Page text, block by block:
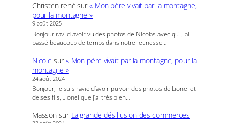
Christen rené sur« Mon père vivait par la montagne,
pour la montagne »
9 août 2025
Bonjour ravi d avoir vu des photos de Nicolas avec qui J ai
passé beaucoup de temps dans notre jeunesse…
Nicole sur« Mon père vivait par la montagne, pour la
montagne »
24 août 2024
Bonjour, je suis ravie d’avoir pu voir des photos de Lionel et
de ses fils, Lionel que j’ai très bien…
Masson sur La grande désillusion des commerces